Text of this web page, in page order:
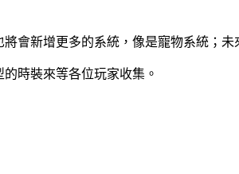
會新增更多的系統，像是寵物系統；未
時裝來等各位玩家收集。